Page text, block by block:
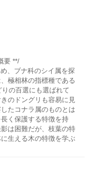
要 **/
、ブナ科のシイ属を探
極相林の指標種である
の百選にも選ばれて
のドングリも容易に見
たコナラ属のものとは
く保護する特徴を持
は困難だが、枝葉の特
生える木の特徴を学ぶ